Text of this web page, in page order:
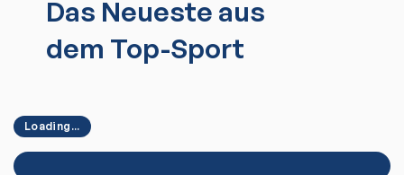
Das Neueste aus
dem Top-Sport
Loading...